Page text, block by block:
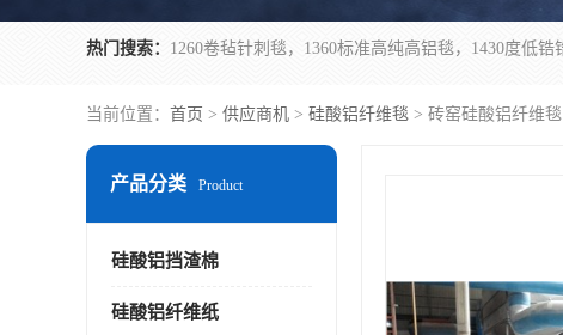
热门搜索：
当前位置： 首页 > 供应商机 > 硅酸铝纤维毯 > 砖窑硅酸铝纤维毯
产品分类 Product
硅酸铝挡渣棉
硅酸铝纤维纸